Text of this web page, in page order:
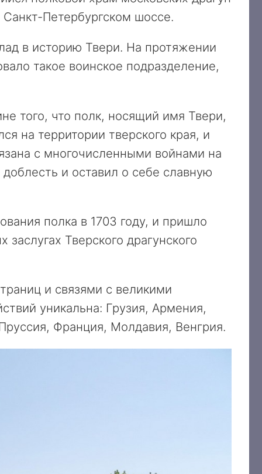
Петербургском шоссе.
в историю Твери. На протяжении
такое воинское подразделение,
того, что полк, носящий имя Твери,
на территории тверского края, и
с многочисленными войнами на
и оставил о себе славную
полка в 1703 году, и пришло
Тверского драгунского
и связями с великими
уникальна: Грузия, Армения,
Франция, Молдавия, Венгрия.